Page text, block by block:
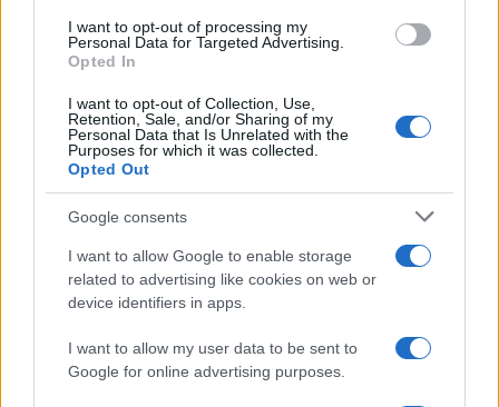
I want to opt-out of processing my
Personal Data for Targeted Advertising.
Opted In
I want to opt-out of Collection, Use,
Retention, Sale, and/or Sharing of my
Personal Data that Is Unrelated with the
Purposes for which it was collected.
Opted Out
Google consents
I want to allow Google to enable storage
related to advertising like cookies on web or
device identifiers in apps.
I want to allow my user data to be sent to
Google for online advertising purposes.
Σχολίασε εδώ
2000 /2000
Υποβολή σχολίου
Όροι Χρήσης . Το site προστατεύεται από reCAPTCHA, ισχύουν
Τοπικά Νέα